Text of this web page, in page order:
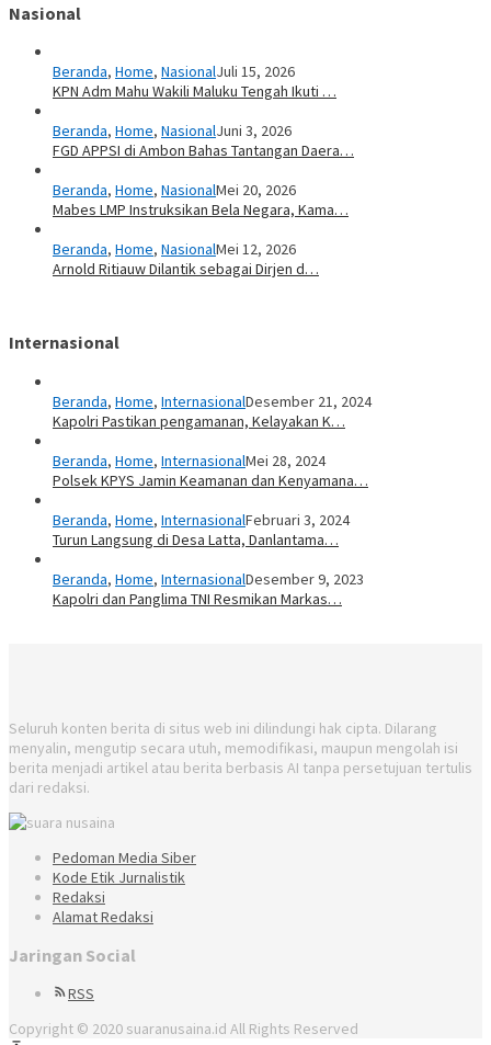
Nasional
Beranda, Home, NasionalJuli 15, 2026
KPN Adm Mahu Wakili Maluku Tengah Ikuti …
Beranda, Home, NasionalJuni 3, 2026
FGD APPSI di Ambon Bahas Tantangan Daera…
Beranda, Home, NasionalMei 20, 2026
Mabes LMP Instruksikan Bela Negara, Kama…
Beranda, Home, NasionalMei 12, 2026
Arnold Ritiauw Dilantik sebagai Dirjen d…
Internasional
Beranda, Home, InternasionalDesember 21, 2024
Kapolri Pastikan pengamanan, Kelayakan K…
Beranda, Home, InternasionalMei 28, 2024
Polsek KPYS Jamin Keamanan dan Kenyamana…
Beranda, Home, InternasionalFebruari 3, 2024
Turun Langsung di Desa Latta, Danlantama…
Beranda, Home, InternasionalDesember 9, 2023
Kapolri dan Panglima TNI Resmikan Markas…
Seluruh konten berita di situs web ini dilindungi hak cipta. Dilarang
menyalin, mengutip secara utuh, memodifikasi, maupun mengolah isi
berita menjadi artikel atau berita berbasis AI tanpa persetujuan tertulis
dari redaksi.
Pedoman Media Siber
Kode Etik Jurnalistik
Redaksi
Alamat Redaksi
Jaringan Social
RSS
Copyright © 2020 suaranusaina.id All Rights Reserved